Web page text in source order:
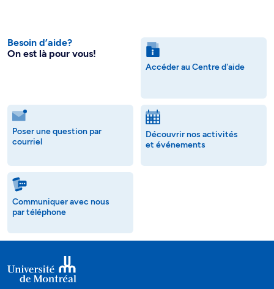
Besoin d’aide?
On est là pour vous!
Accéder au Centre d'aide
Poser une question par
courriel
Découvrir nos activités
et événements
Communiquer avec nous
par téléphone